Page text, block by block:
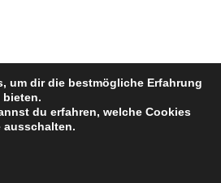
um dir die bestmögliche Erfahrung
bieten.
du erfahren, welche Cookies
ausschalten.